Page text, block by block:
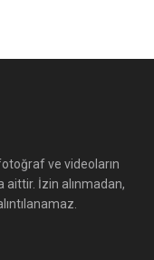
ve videoların
aittir. İzin alınmadan,